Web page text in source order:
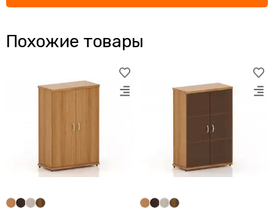
Похожие товары